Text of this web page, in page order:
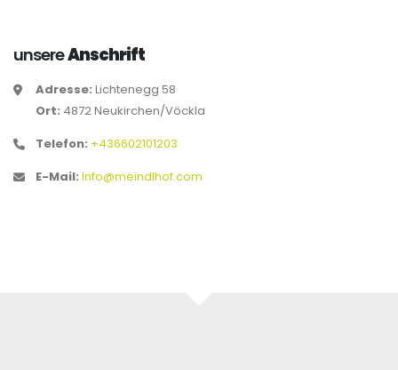
unsereAnschrift
Adresse: Lichtenegg 58
Ort: 4872 Neukirchen/Vöckla
Telefon: +436602101203
E-Mail: Info@meindlhof.com